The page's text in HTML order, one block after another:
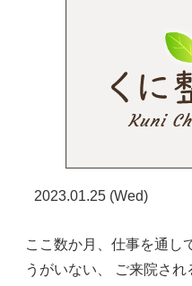
2023.01.25 (Wed)
ここ数か月、仕事を通し
うがいない、 ご来院さ